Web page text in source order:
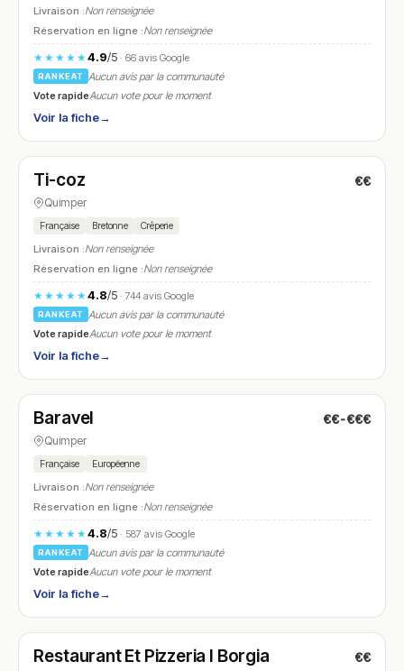
Livraison :Non renseignée
Réservation en ligne :Non renseignée
★★★★★4.9/5· 66 avis Google
RANKEAT
Aucun avis par la communauté
Vote rapideAucun vote pour le moment
Voir la fiche→
N° 13
Ti-coz €€
Quimper
Française Bretonne Crêperie
Livraison :Non renseignée
Réservation en ligne :Non renseignée
★★★★★4.8/5· 744 avis Google
RANKEAT
Aucun avis par la communauté
Vote rapideAucun vote pour le moment
Voir la fiche→
N° 14
Baravel €€-€€€
Quimper
Française Européenne
Livraison :Non renseignée
Réservation en ligne :Non renseignée
★★★★★4.8/5· 587 avis Google
RANKEAT
Aucun avis par la communauté
Vote rapideAucun vote pour le moment
Voir la fiche→
N° 15
Restaurant Et Pizzeria I Borgia €€